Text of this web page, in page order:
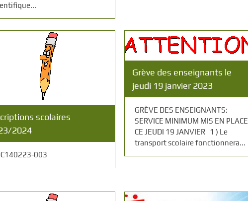
scolaires
2024
003
Grève des enseignants le
jeudi 19 janvier 2023
GRÈVE DES ENSEIGNANTS:
SERVICE MINIMUM MIS EN PLACE
CE JEUDI 19 JANVIER 1 ) Le
transport scolaire fonctionnera...